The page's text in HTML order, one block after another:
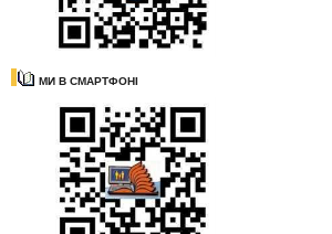
МИ В СМАРТФОНІ